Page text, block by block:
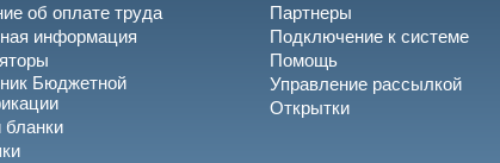
об оплате труда
информация
Бюджетной
Партнеры
Подключение к системе
Помощь
Управление рассылкой
Открытки